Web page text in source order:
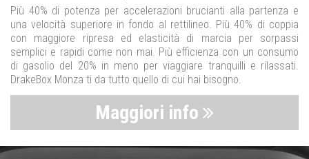
Più 40% di potenza per accelerazioni brucianti alla partenza e
una velocità superiore in fondo al rettilineo. Più 40% di coppia
con maggiore ripresa ed elasticità di marcia per sorpassi
semplici e rapidi come non mai. Più efficienza con un consumo
di gasolio del 20% in meno per viaggiare tranquilli e rilassati.
DrakeBox Monza ti da tutto quello di cui hai bisogno.
Maggiori info